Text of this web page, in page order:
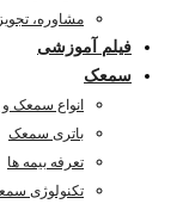
مشاوره،
فیلم آموزشی
سمعک
انواع سمعک
باتری سمعک
تعرفه بیمه ها
تکنولوژی